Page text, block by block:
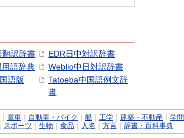
翻訳辞書
語辞典
語版
EDR日中対訳辞書
Weblio中日対訳辞書
Tatoeba中国語例文辞
書
電車 自動車・バイク 船 工学 建築・不動産
学問
スポーツ 生物 食品 人名 方言 辞書・百科事典